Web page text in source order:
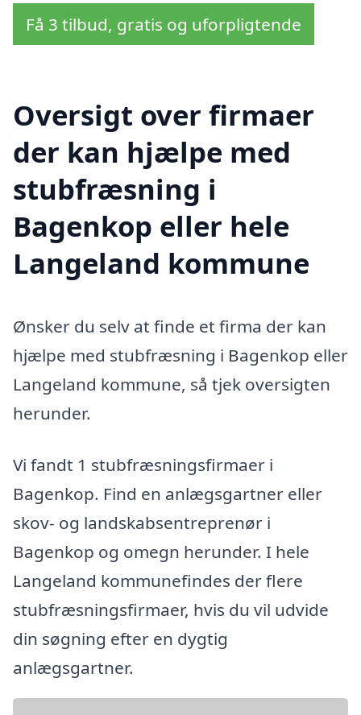
Få 3 tilbud, gratis og uforpligtende
Oversigt over firmaer
der kan hjælpe med
stubfræsning i
Bagenkop eller hele
Langeland kommune
Ønsker du selv at finde et firma der kan
hjælpe med stubfræsning i Bagenkop eller
Langeland kommune, så tjek oversigten
herunder.
Vi fandt 1 stubfræsningsfirmaer i
Bagenkop. Find en anlægsgartner eller
skov- og landskabsentreprenør i
Bagenkop og omegn herunder. I hele
Langeland kommunefindes der flere
stubfræsningsfirmaer, hvis du vil udvide
din søgning efter en dygtig
anlægsgartner.